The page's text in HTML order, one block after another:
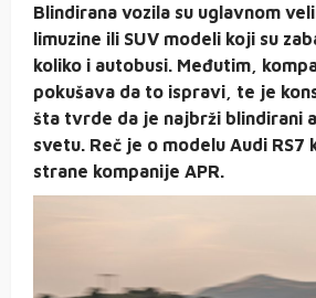
Blindirana vozila su uglavnom
limuzine ili SUV modeli koji su
koliko i autobusi. Međutim,
pokušava da to ispravi, te je
šta tvrde da je najbrži blindirani
svetu. Reč je o modelu Audi RS7
strane kompanije APR.